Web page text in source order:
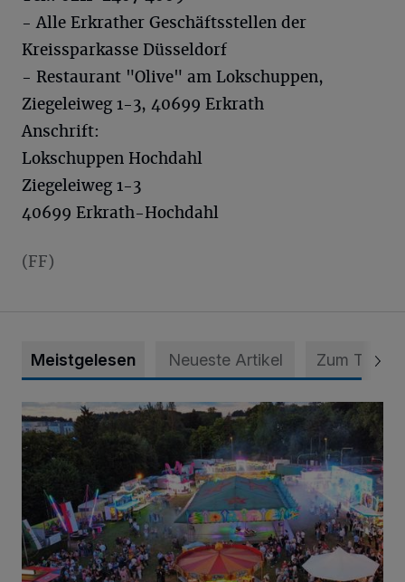
- Alle Erkrather Geschäftsstellen der
Kreissparkasse Düsseldorf
- Restaurant "Olive" am Lokschuppen,
Ziegeleiweg 1-3, 40699 Erkrath
Anschrift:
Lokschuppen Hochdahl
Ziegeleiweg 1-3
40699 Erkrath-Hochdahl
(FF)
Meistgelesen Neueste Artikel Zum Thema
Vier Tage mit vollem Programm